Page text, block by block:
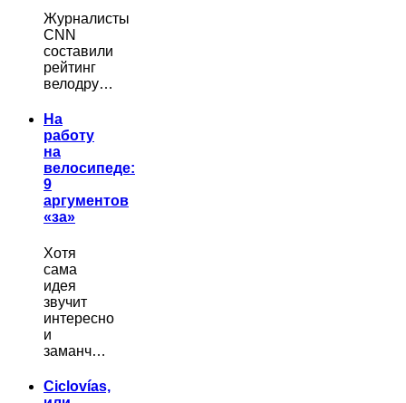
Журналисты
CNN
составили
рейтинг
велодру…
На
работу
на
велосипеде:
9
аргументов
«за»
Хотя
сама
идея
звучит
интересно
и
заманч…
Ciclovías,